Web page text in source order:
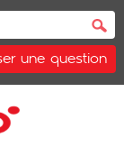
une question